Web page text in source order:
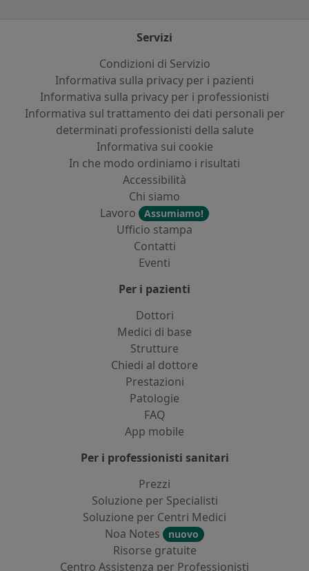
Servizi
Condizioni di Servizio
Informativa sulla privacy per i pazienti
Informativa sulla privacy per i professionisti
Informativa sul trattamento dei dati personali per
determinati professionisti della salute
Informativa sui cookie
In che modo ordiniamo i risultati
Accessibilità
Chi siamo
Lavoro
Assumiamo!
Ufficio stampa
Contatti
Eventi
Per i pazienti
Dottori
Medici di base
Strutture
Chiedi al dottore
Prestazioni
Patologie
FAQ
App mobile
Per i professionisti sanitari
Prezzi
Soluzione per Specialisti
Soluzione per Centri Medici
Noa Notes
nuovo
Risorse gratuite
Centro Assistenza per Professionisti